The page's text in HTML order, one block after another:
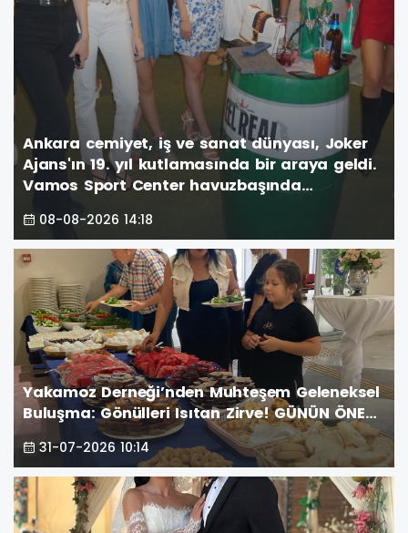
Ankara cemiyet, iş ve sanat dünyası, Joker
Ajans'ın 19. yıl kutlamasında bir araya geldi.
Vamos Sport Center havuzbaşında
08-08-2026 14:18
Yakamoz Derneği’nden Muhteşem Geleneksel
Buluşma: Gönülleri Isıtan Zirve! GÜNÜN ÖNE
ÇIKAN FOTOĞRAF KARELERİ
31-07-2026 10:14